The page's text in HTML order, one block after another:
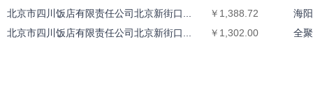
北京市四川饭店有限责任公司北京新街口...
￥1,388.72
北京市四川饭店有限责任公司北京新街口...
￥1,302.00
海
全